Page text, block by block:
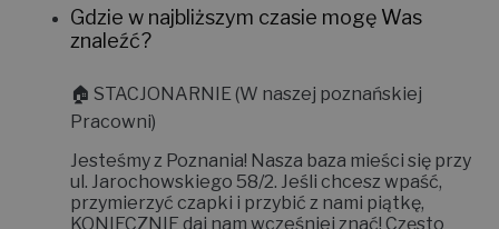
Gdzie w najbliższym czasie mogę Was
znaleźć?
🏠 STACJONARNIE (W naszej poznańskiej
Pracowni)
Jesteśmy z Poznania! Nasza baza mieści się przy
ul. Jarochowskiego 58/2. Jeśli chcesz wpaść,
przymierzyć czapki i przybić z nami piątkę,
KONIECZNIE daj nam wcześniej znać! Często